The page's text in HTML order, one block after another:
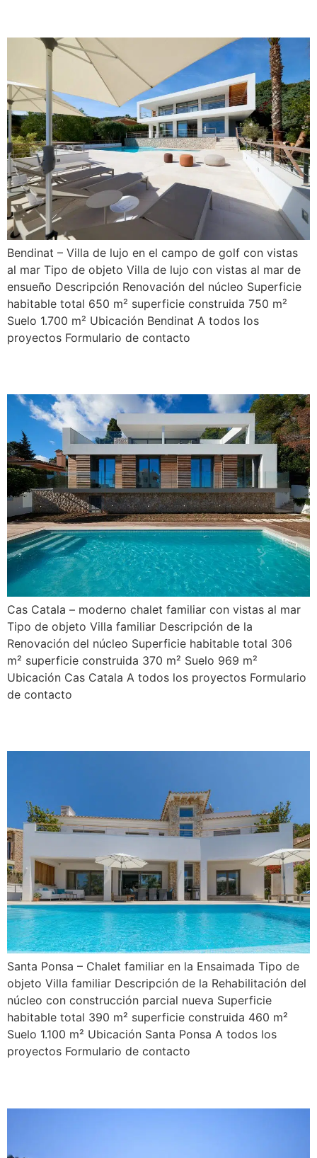
Bendinat – Villa de lujo en el campo de golf con vistas
al mar Tipo de objeto Villa de lujo con vistas al mar de
ensueño Descripción Renovación del núcleo Superficie
habitable total 650 m² superficie construida 750 m²
Suelo 1.700 m² Ubicación Bendinat A todos los
proyectos Formulario de contacto
Cas Catala – moderno chalet familiar con vistas al mar
Tipo de objeto Villa familiar Descripción de la
Renovación del núcleo Superficie habitable total 306
m² superficie construida 370 m² Suelo 969 m²
Ubicación Cas Catala A todos los proyectos Formulario
de contacto
Santa Ponsa – Chalet familiar en la Ensaimada Tipo de
objeto Villa familiar Descripción de la Rehabilitación del
núcleo con construcción parcial nueva Superficie
habitable total 390 m² superficie construida 460 m²
Suelo 1.100 m² Ubicación Santa Ponsa A todos los
proyectos Formulario de contacto